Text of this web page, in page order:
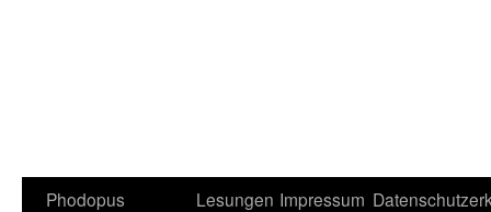
Springe
Phodopus
Lesungen Impressum